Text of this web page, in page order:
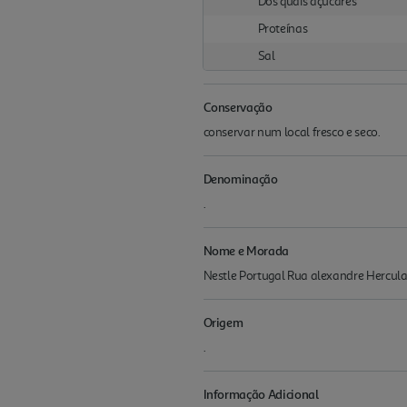
Proteínas
Sal
Conservação
conservar num local fresco e seco.
Denominação
.
Nome e Morada
Nestle Portugal Rua alexandre
Origem
.
Informação Adicional